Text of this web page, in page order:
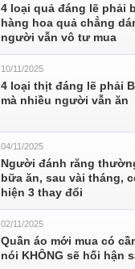
4 loại quả đáng lẽ phải
hàng hoa quả chẳng
người vẫn vô tư mua
10/11/2025
4 loại thịt đáng lẽ phải
mà nhiều người vẫn ăn
04/11/2025
Người đánh răng
bữa ăn, sau vài tháng,
hiện 3 thay đổi
02/11/2025
Quần áo mới mua có
nói KHÔNG sẽ hối hận